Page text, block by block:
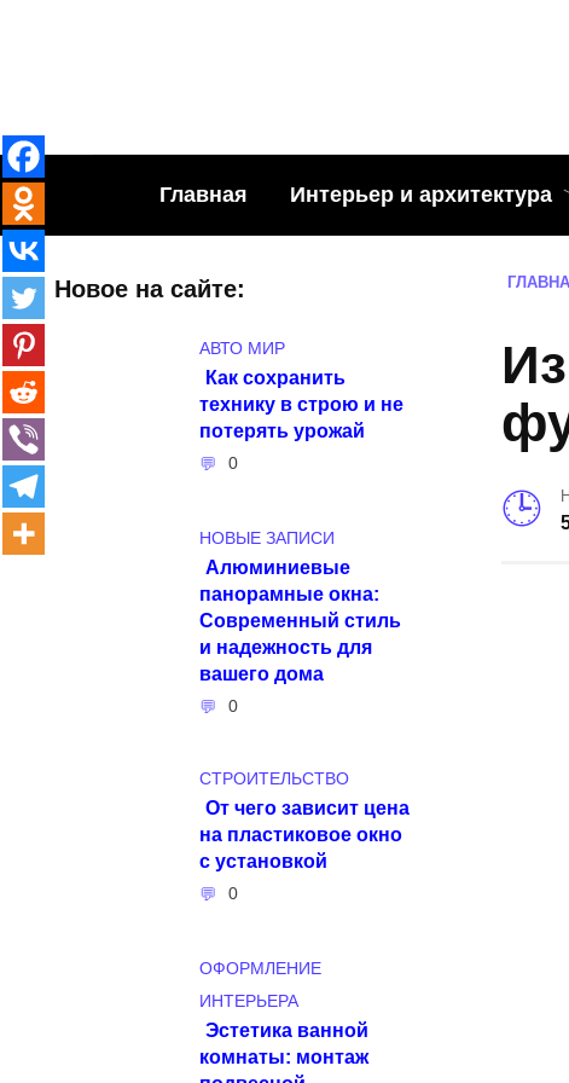
Главная Интерьер и архитектура
Новое на сайте:
АВТО МИР
Как сохранить
технику в строю и не
потерять урожай
0
НОВЫЕ ЗАПИСИ
Алюминиевые
панорамные окна:
Современный стиль
и надежность для
вашего дома
0
СТРОИТЕЛЬСТВО
От чего зависит цена
на пластиковое окно
с установкой
0
ОФОРМЛЕНИЕ
ИНТЕРЬЕРА
Эстетика ванной
комнаты: монтаж